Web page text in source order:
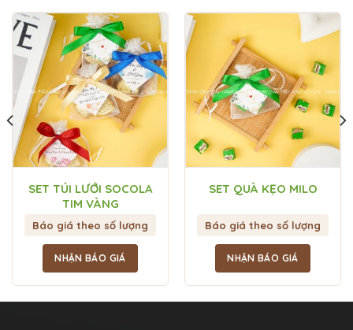
SET TÚI LƯỚI SOCOLA
TIM VÀNG
Báo giá theo số lượng
NHẬN BÁO GIÁ
SET QUÀ KẸO MILO
Báo giá theo số lượng
NHẬN BÁO GIÁ